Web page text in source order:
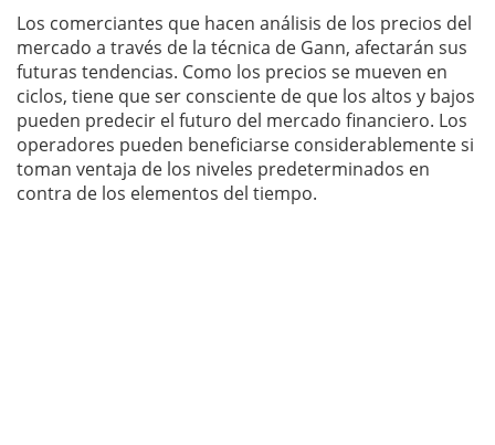
Los comerciantes que hacen análisis de los precios del
mercado a través de la técnica de Gann, afectarán sus
futuras tendencias. Como los precios se mueven en
ciclos, tiene que ser consciente de que los altos y bajos
pueden predecir el futuro del mercado financiero. Los
operadores pueden beneficiarse considerablemente si
toman ventaja de los niveles predeterminados en
contra de los elementos del tiempo.